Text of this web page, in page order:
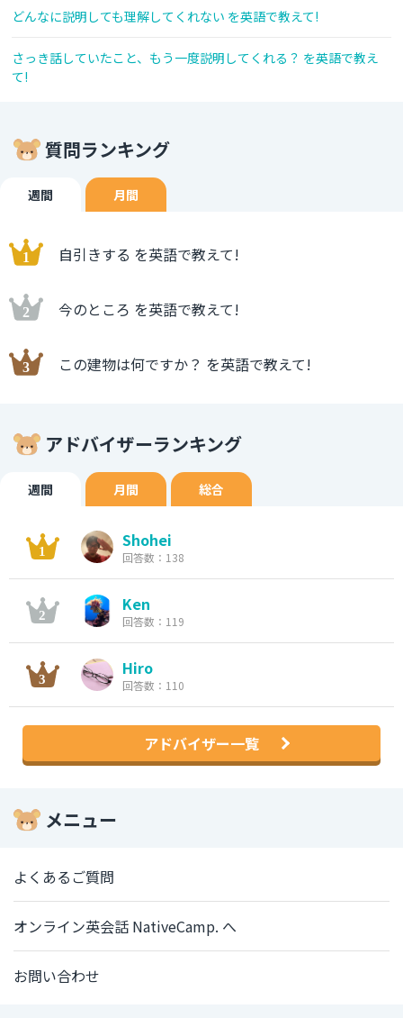
どんなに説明しても理解してくれない を英語で教えて!
さっき話していたこと、もう一度説明してくれる？ を英語で教え
て!
質問ランキング
週間 月間
自引きする を英語で教えて!
今のところ を英語で教えて!
この建物は何ですか？ を英語で教えて!
アドバイザーランキング
週間 月間 総合
Shohei
回答数：138
Ken
回答数：119
Hiro
回答数：110
アドバイザー一覧
メニュー
よくあるご質問
オンライン英会話 NativeCamp. へ
お問い合わせ